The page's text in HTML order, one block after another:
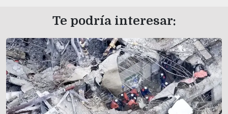
Te podría interesar: